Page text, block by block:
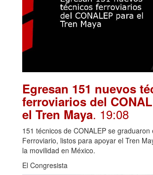
Egresan 151 nuevos
ferroviarios del
el Tren Maya. 19:08
151 técnicos de CONALEP se
Ferroviario, listos para apoyar el Tren
la movilidad en México.
El Congresista